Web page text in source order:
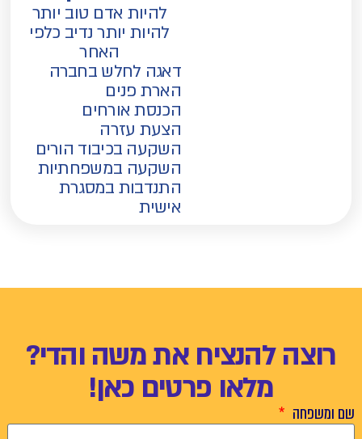
להיות אדם טוב יותר
להיות יותר נדיב כלפי
האחר
דאגה לחלש בחברה
הארת פנים
הכנסת אורחים
הצעת עזרה
השקעה בכיבוד הורים
השקעה במשפחתיות
התנדבות במסגרת
אישית
רוצה להנציח את משה והדי?
מלאו פרטים כאן!
שם ומשפחה